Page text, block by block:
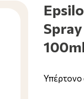
Υπέρτονο